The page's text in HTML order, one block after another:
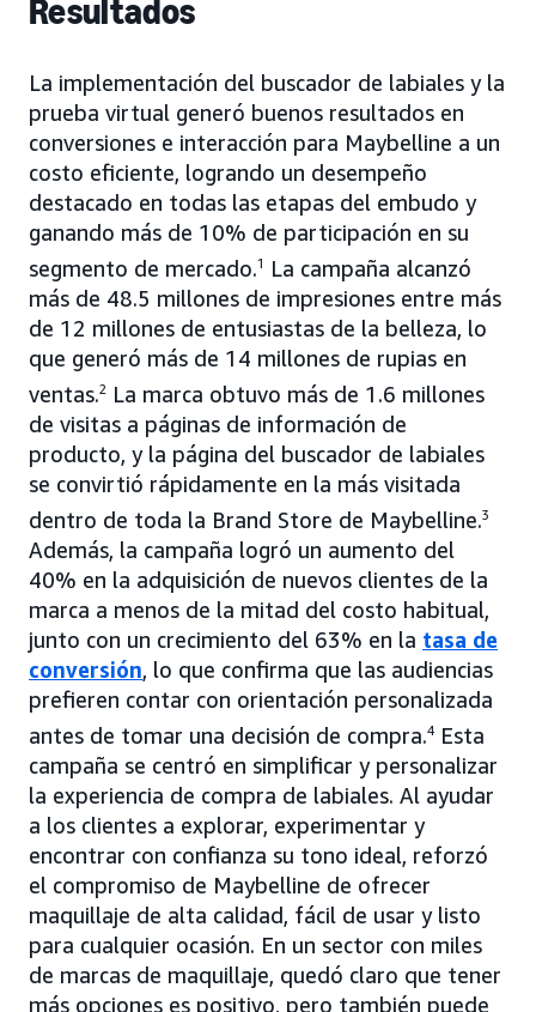
Resultados
La implementación del buscador de labiales y la
prueba virtual generó buenos resultados en
conversiones e interacción para Maybelline a un
costo eficiente, logrando un desempeño
destacado en todas las etapas del embudo y
ganando más de 10% de participación en su
segmento de mercado.1
La campaña alcanzó
más de 48.5 millones de impresiones entre más
de 12 millones de entusiastas de la belleza, lo
que generó más de 14 millones de rupias en
ventas.2
La marca obtuvo más de 1.6 millones
de visitas a páginas de información de
producto, y la página del buscador de labiales
se convirtió rápidamente en la más visitada
dentro de toda la Brand Store de Maybelline.3
Además, la campaña logró un aumento del
40% en la adquisición de nuevos clientes de la
marca a menos de la mitad del costo habitual,
junto con un crecimiento del 63% en la tasa de
conversión, lo que confirma que las audiencias
prefieren contar con orientación personalizada
antes de tomar una decisión de compra.4 Esta
campaña se centró en simplificar y personalizar
la experiencia de compra de labiales. Al ayudar
a los clientes a explorar, experimentar y
encontrar con confianza su tono ideal, reforzó
el compromiso de Maybelline de ofrecer
maquillaje de alta calidad, fácil de usar y listo
para cualquier ocasión. En un sector con miles
de marcas de maquillaje, quedó claro que tener
más opciones es positivo, pero también puede